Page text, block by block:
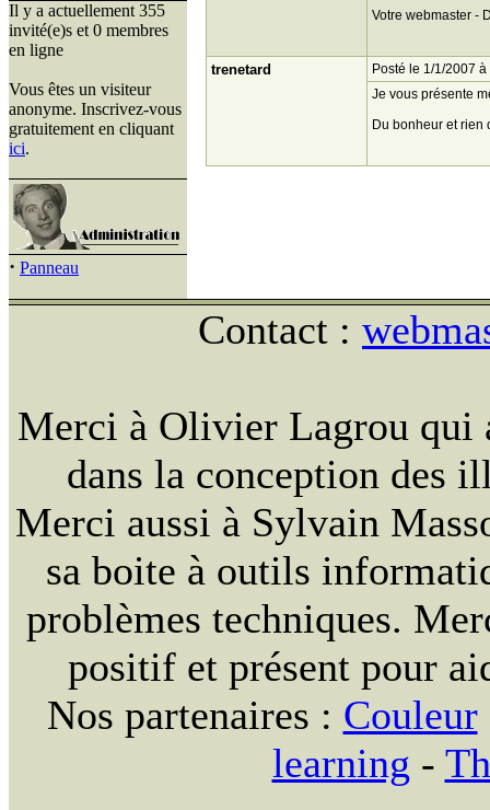
Il y a actuellement 355
invité(e)s et 0 membres
en ligne
Vous êtes un visiteur
anonyme. Inscrivez-vous
gratuitement en cliquant
ici.
· Panneau
Votre webmaster -
trenetard
Posté le 1/1/2007
Je vous présente
Du bonheur et rien
Contact :
Merci à Olivier Lagrou qui
dans la conception des
Merci aussi à Sylvain
sa boite à outils
problèmes techniques.
positif et présent pour
Nos partenaires : Couleur
learning -